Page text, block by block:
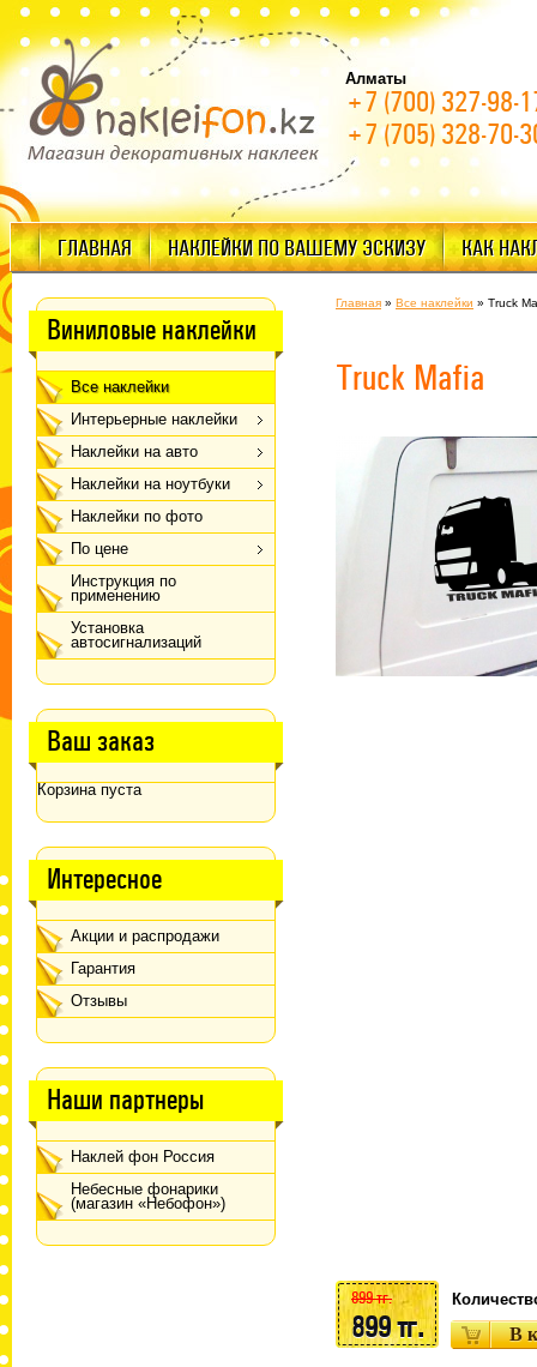
Алматы
+7 (700) 327-98-
+7 (705) 328-70-
ГЛАВНАЯ НАКЛЕЙКИ ПО ВАШЕМУ ЭСКИЗУ КАК
Виниловые наклейки
Все наклейки
Интерьерные наклейки
Наклейки на авто
Наклейки на ноутбуки
Наклейки по фото
По цене
Инструкция по
применению
Установка
автосигнализаций
Ваш заказ
Корзина пуста
Интересное
Акции и распродажи
Гарантия
Отзывы
Наши партнеры
Наклей фон Россия
Небесные фонарики
(магазин «Небофон»)
Главная » Все наклейки » Truck
Truck Mafia
899 тг.
899 тг.